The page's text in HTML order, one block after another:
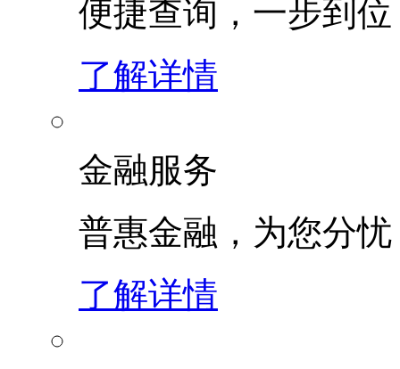
便捷查询，一步到位
了解详情
金融服务
普惠金融，为您分忧
了解详情